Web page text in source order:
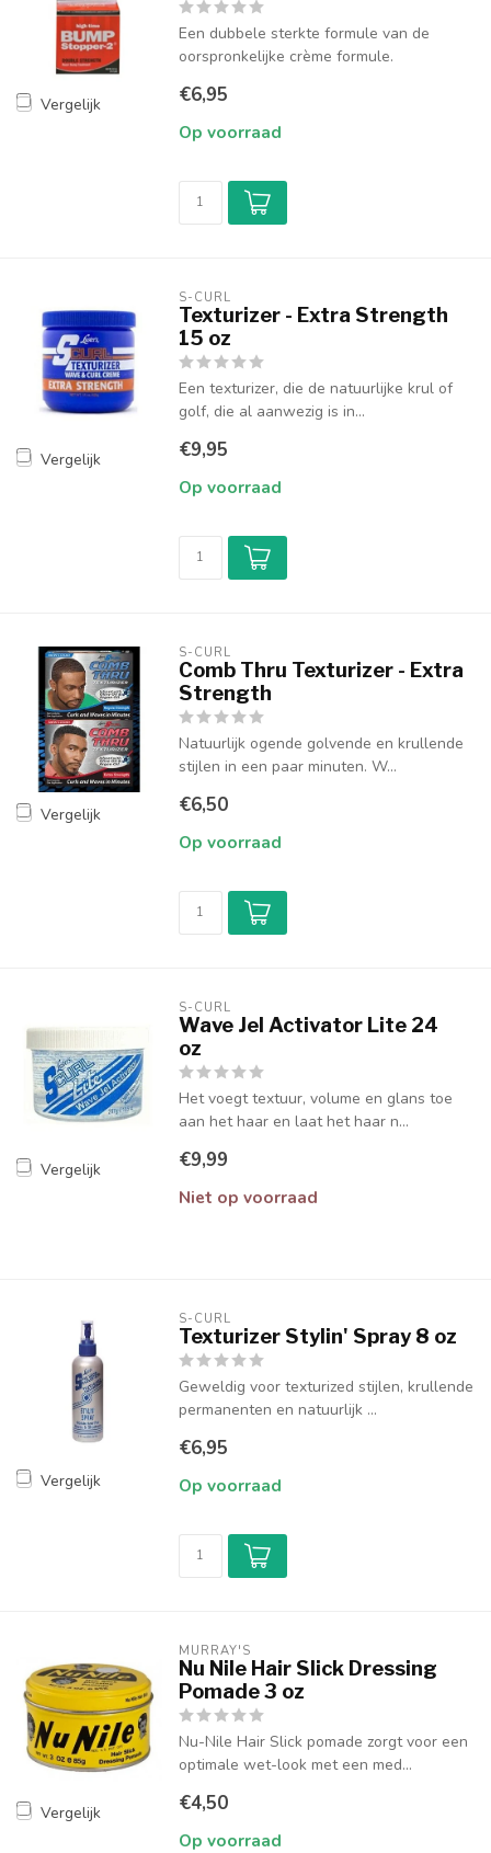
Vergelijk
Een dubbele sterkte formule van de
oorspronkelijke crème formule.
€6,95
Op voorraad
Vergelijk
S-CURL
Texturizer - Extra Strength
15 oz
Een texturizer, die de natuurlijke krul of
golf, die al aanwezig is in...
€9,95
Op voorraad
Vergelijk
S-CURL
Comb Thru Texturizer - Extra
Strength
Natuurlijk ogende golvende en krullende
stijlen in een paar minuten. W...
€6,50
Op voorraad
Vergelijk
S-CURL
Wave Jel Activator Lite 24
oz
Het voegt textuur, volume en glans toe
aan het haar en laat het haar n...
€9,99
Niet op voorraad
Vergelijk
S-CURL
Texturizer Stylin' Spray 8 oz
Geweldig voor texturized stijlen, krullende
permanenten en natuurlijk ...
€6,95
Op voorraad
Vergelijk
MURRAY'S
Nu Nile Hair Slick Dressing
Pomade 3 oz
Nu-Nile Hair Slick pomade zorgt voor een
optimale wet-look met een med...
€4,50
Op voorraad